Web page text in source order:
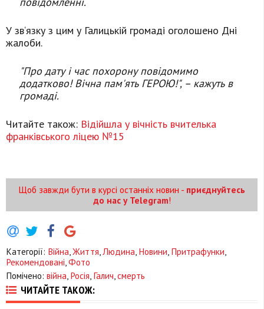
У зв‘язку з цим у Галицькій громаді оголошено Дні
жалоби.
"Про дату і час похорону повідомимо
додатково! Вічна пам'ять ГЕРОЮ!", – кажуть в
громаді.
Читайте також: Відійшла у вічність вчителька
франківського ліцею №15
Щоб завжди бути в курсі останніх новин - приєднуйтесь
до нас у Telegram!
Категорії: Війна,Життя,Людина, Новини, Притрафунки,
Рекомендовані,Фото
Помічено: війна, Росія, Галич,смерть
ЧИТАЙТЕ ТАКОЖ: